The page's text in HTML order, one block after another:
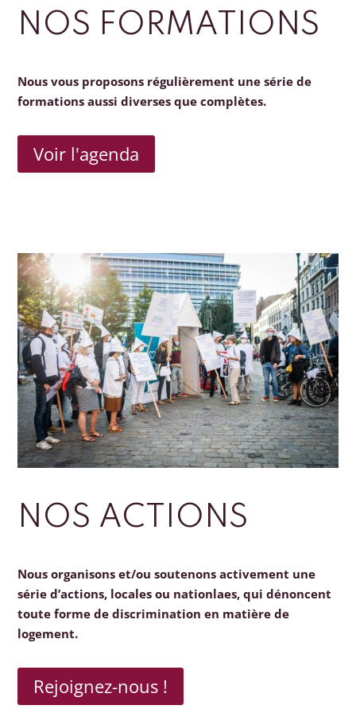
NOS FORMATIONS
Nous vous proposons régulièrement une série de
formations aussi diverses que complètes.
Voir l'agenda
NOS ACTIONS
Nous organisons et/ou soutenons activement une
série d’actions, locales ou nationlaes, qui dénoncent
toute forme de discrimination en matière de
logement.
Rejoignez-nous !